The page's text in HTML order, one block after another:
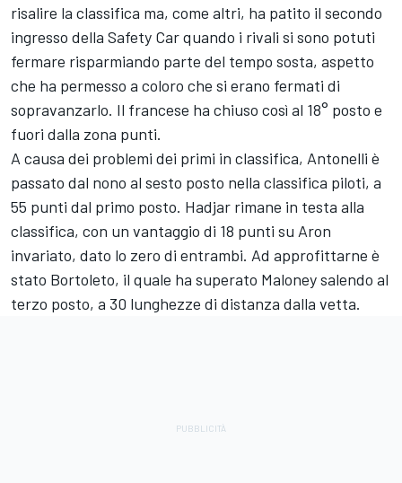
risalire la classifica ma, come altri, ha patito il secondo
ingresso della Safety Car quando i rivali si sono potuti
fermare risparmiando parte del tempo sosta, aspetto
che ha permesso a coloro che si erano fermati di
sopravanzarlo. Il francese ha chiuso così al 18° posto e
fuori dalla zona punti.
A causa dei problemi dei primi in classifica, Antonelli è
passato dal nono al sesto posto nella classifica piloti, a
55 punti dal primo posto. Hadjar rimane in testa alla
classifica, con un vantaggio di 18 punti su Aron
invariato, dato lo zero di entrambi. Ad approfittarne è
stato Bortoleto, il quale ha superato Maloney salendo al
terzo posto, a 30 lunghezze di distanza dalla vetta.